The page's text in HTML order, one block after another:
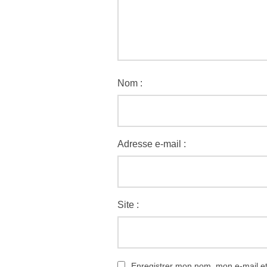
Nom :
Adresse e-mail :
Site :